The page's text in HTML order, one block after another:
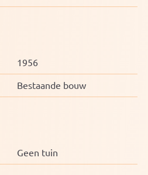
1956
Bestaande bouw
Geen tuin